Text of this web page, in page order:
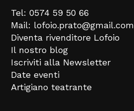
Tel: 0574 59 50 66
Mail: lofoio.prato@gmail.com
Diventa rivenditore Lofoio
Il nostro blog
Iscriviti alla Newsletter
Date eventi
Artigiano teatrante